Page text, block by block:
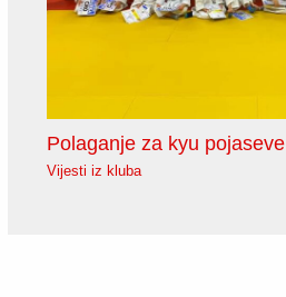
Polaganje za kyu pojaseve
Vijesti iz kluba